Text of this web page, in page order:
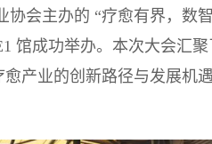
协会主办的 “疗愈有界，
馆成功举办。本次大会汇
产业的创新路径与发展机